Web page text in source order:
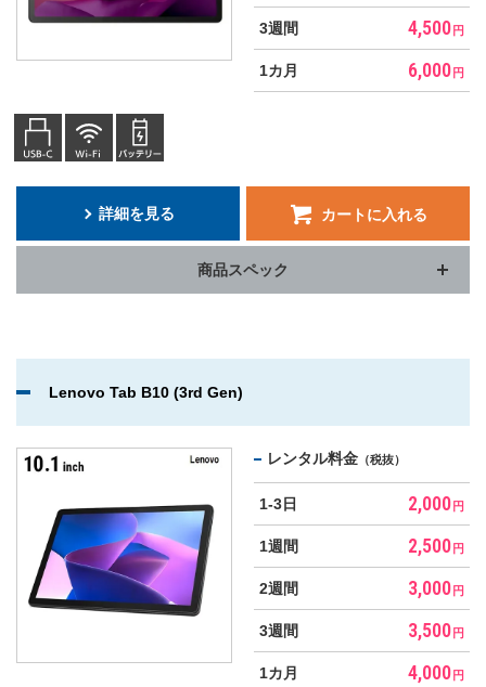
3週間 4,500 円
1カ月 6,000 円
詳細を見る カートに入れる
商品スペック
Lenovo Tab B10 (3rd Gen)
レンタル料金 （税抜）
1-3日 2,000 円
1週間 2,500 円
2週間 3,000 円
3週間 3,500 円
1カ月 4,000 円